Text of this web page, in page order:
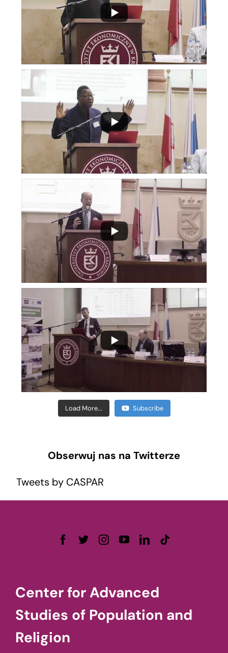
Load More... Subscribe
Obserwuj nas na Twitterze
Tweets by CASPAR
Center for Advanced
Studies of Population and
Religion